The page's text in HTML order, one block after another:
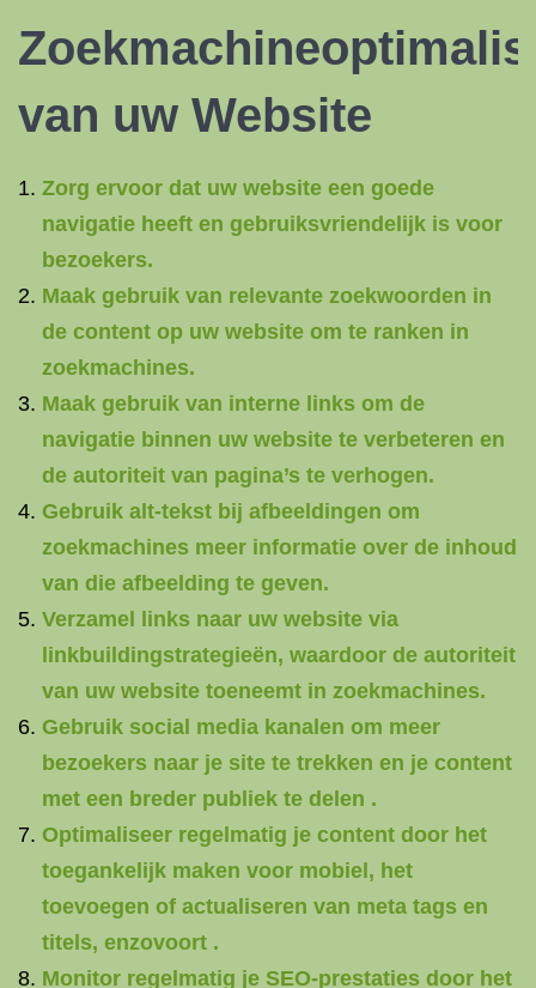
van uw Website
Zorg ervoor dat uw website een goede
navigatie heeft en gebruiksvriendelijk is voor
bezoekers.
Maak gebruik van relevante zoekwoorden in
de content op uw website om te ranken in
zoekmachines.
Maak gebruik van interne links om de
navigatie binnen uw website te verbeteren en
de autoriteit van pagina’s te verhogen.
Gebruik alt-tekst bij afbeeldingen om
zoekmachines meer informatie over de inhoud
van die afbeelding te geven.
Verzamel links naar uw website via
linkbuildingstrategieën, waardoor de autoriteit
van uw website toeneemt in zoekmachines.
Gebruik social media kanalen om meer
bezoekers naar je site te trekken en je content
met een breder publiek te delen .
Optimaliseer regelmatig je content door het
toegankelijk maken voor mobiel, het
toevoegen of actualiseren van meta tags en
titels, enzovoort .
Monitor regelmatig je SEO-prestaties door het